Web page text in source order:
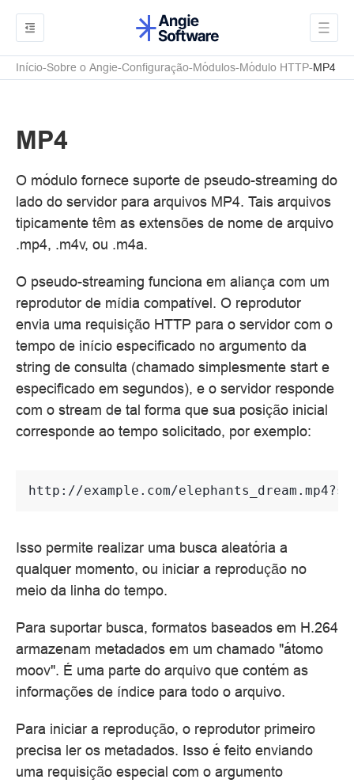
Início Sobre o Angie Configuração Módulos Módulo HTTP MP4
MP4
O módulo fornece suporte de pseudo-streaming do
lado do servidor para arquivos MP4. Tais arquivos
tipicamente têm as extensões de nome de arquivo
.mp4, .m4v, ou .m4a.
O pseudo-streaming funciona em aliança com um
reprodutor de mídia compatível. O reprodutor
envia uma requisição HTTP para o servidor com o
tempo de início especificado no argumento da
string de consulta (chamado simplesmente start e
especificado em segundos), e o servidor responde
com o stream de tal forma que sua posição inicial
corresponde ao tempo solicitado, por exemplo:
Isso permite realizar uma busca aleatória a
qualquer momento, ou iniciar a reprodução no
meio da linha do tempo.
Para suportar busca, formatos baseados em H.264
armazenam metadados em um chamado "átomo
moov". É uma parte do arquivo que contém as
informações de índice para todo o arquivo.
Para iniciar a reprodução, o reprodutor primeiro
precisa ler os metadados. Isso é feito enviando
uma requisição especial com o argumento